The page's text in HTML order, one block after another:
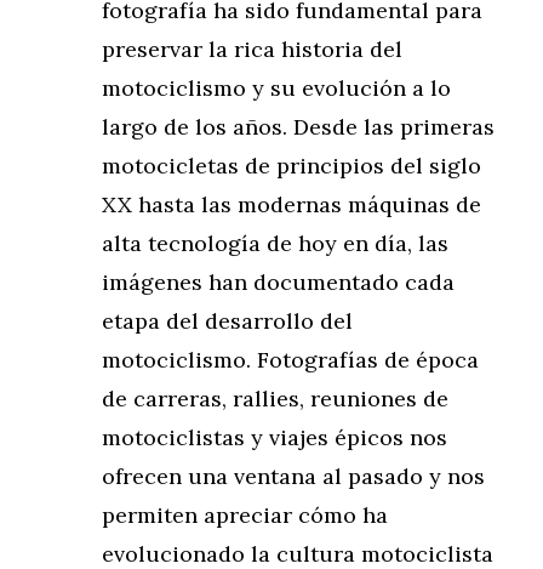
fotografía ha sido fundamental para
preservar la rica historia del
motociclismo y su evolución a lo
largo de los años. Desde las primeras
motocicletas de principios del siglo
XX hasta las modernas máquinas de
alta tecnología de hoy en día, las
imágenes han documentado cada
etapa del desarrollo del
motociclismo. Fotografías de época
de carreras, rallies, reuniones de
motociclistas y viajes épicos nos
ofrecen una ventana al pasado y nos
permiten apreciar cómo ha
evolucionado la cultura motociclista